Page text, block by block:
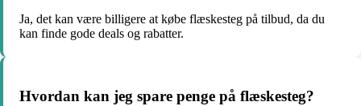
Ja, det kan være billigere at købe flæskesteg på tilbud, da du
kan finde gode deals og rabatter.
Hvordan kan jeg spare penge på flæskesteg?